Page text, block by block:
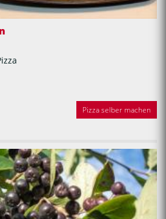
Pizza selber machen